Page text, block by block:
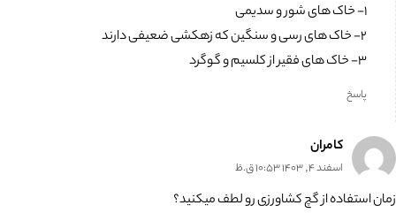
۱- خاک های شور و سدیمی
۲- خاک های رسی و سنگین که زهکشی ضعیفی دارند
۳- خاک های فقیر از کلسیم و گوگرد
پاسخ
کامران
اسفند 4, 1403 10:53 ق.ظ
زمان استفاده از گچ کشاورزی رو لطف میکنید؟